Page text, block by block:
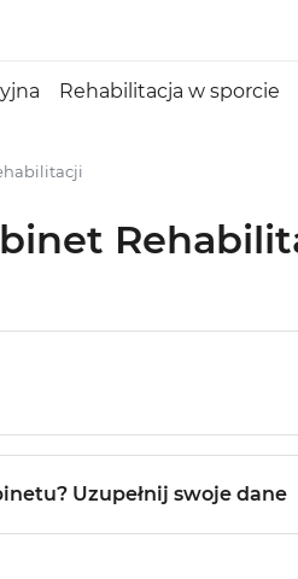
Rehabilitacja w sporcie
Uzupełnij swoje dane